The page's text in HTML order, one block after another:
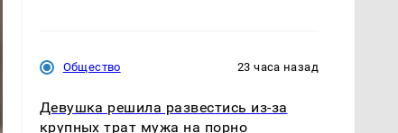
Общество 23 часа назад
Девушка решила развестись из-за
крупных трат мужа на порно